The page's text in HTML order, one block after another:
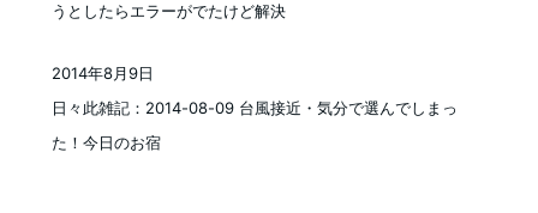
うとしたらエラーがでたけど解決
日々此雑記：2014-08-09 台風接近・気分で選んでしまっ
た！今日のお宿
2014年8月9日